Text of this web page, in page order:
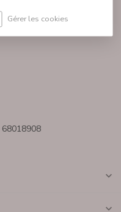
68018908
Gérer les cookies